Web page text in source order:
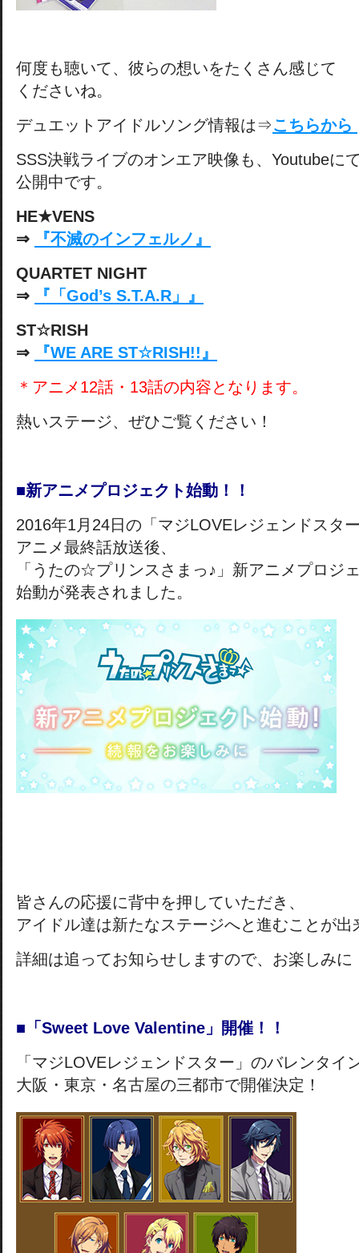
何度も聴いて、彼らの想いをたくさん感じて
くださいね。
デュエットアイドルソング情報は⇒こちらから
SSS決戦ライブのオンエア映像も、Youtubeに
公開中です。
HE★VENS
⇒
『不滅のインフェルノ』
QUARTET NIGHT
⇒
『「God’s S.T.A.R」』
ST☆RISH
⇒
『WE ARE ST☆RISH!!』
＊アニメ12話・13話の内容となります。
熱いステージ、ぜひご覧ください！
■新アニメプロジェクト始動！！
2016年1月24日の「マジLOVEレジェンドスタ
アニメ最終話放送後、
「うたの☆プリンスさまっ♪」新アニメプロジ
始動が発表されました。
皆さんの応援に背中を押していただき、
アイドル達は新たなステージへと進むことが出
詳細は追ってお知らせしますので、お楽しみに
■「Sweet Love Valentine」開催！！
「マジLOVEレジェンドスター」のバレンタイ
大阪・東京・名古屋の三都市で開催決定！